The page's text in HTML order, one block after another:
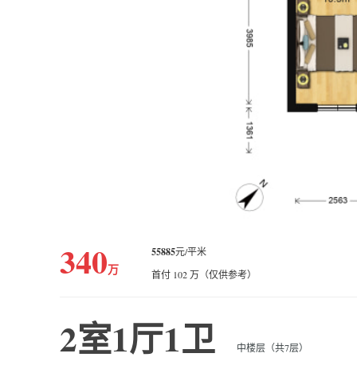
340万
55885元/平米
首付 102 万（仅供参考）
2室1厅1卫 中楼层（共7层）